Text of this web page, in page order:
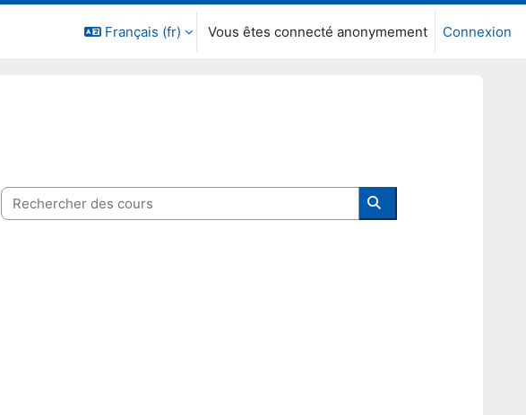
Français ‎(fr)‎ Vous êtes connecté anonymement Connexion
Rechercher des cours
Rechercher des cours